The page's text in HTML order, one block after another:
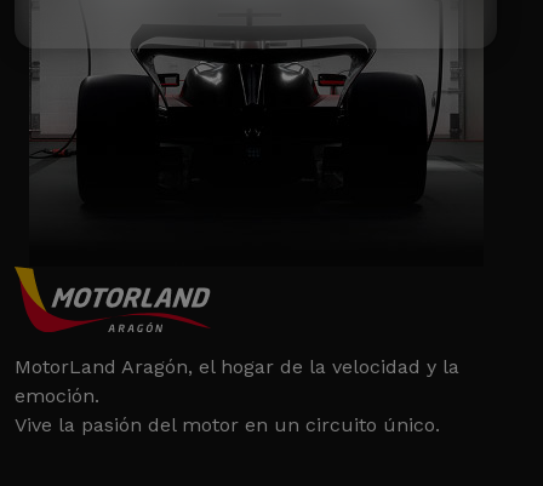
MotorLand Aragón, el hogar de la velocidad y la
emoción.
Vive la pasión del motor en un circuito único.